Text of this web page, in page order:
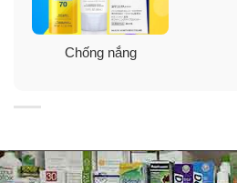
với các hoạt chất Propylene
Gum cho cảm giác thoải mái khi
rít, bết dính.
Cảm giác sử dụng
Xịt chống nắng Avene Very High
cấu mỏng mịn, dạng xịt phun
Chống nắng